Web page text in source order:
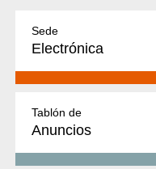
Sede
Electrónica
Tablón de
Anuncios